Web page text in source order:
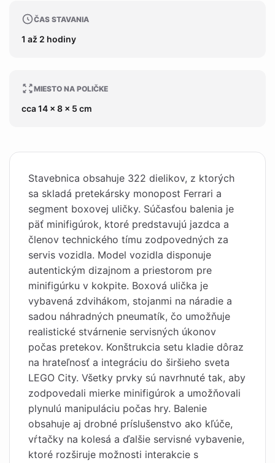
ČAS STAVANIA
1 až 2 hodiny
MIESTO NA POLIČKE
cca 14 x 8 x 5 cm
Stavebnica obsahuje 322 dielikov, z ktorých
sa skladá pretekársky monopost Ferrari a
segment boxovej uličky. Súčasťou balenia je
päť minifigúrok, ktoré predstavujú jazdca a
členov technického tímu zodpovedných za
servis vozidla. Model vozidla disponuje
autentickým dizajnom a priestorom pre
minifigúrku v kokpite. Boxová ulička je
vybavená zdvihákom, stojanmi na náradie a
sadou náhradných pneumatík, čo umožňuje
realistické stvárnenie servisných úkonov
počas pretekov. Konštrukcia setu kladie dôraz
na hrateľnosť a integráciu do širšieho sveta
LEGO City. Všetky prvky sú navrhnuté tak, aby
zodpovedali mierke minifigúrok a umožňovali
plynulú manipuláciu počas hry. Balenie
obsahuje aj drobné príslušenstvo ako kľúče,
vŕtačky na kolesá a ďalšie servisné vybavenie,
ktoré rozširuje možnosti interakcie s